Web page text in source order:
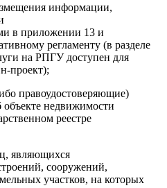
информации,
в приложении 13 и
регламенту (в разделе
на РПГУ доступен для
проект);
правоудостоверяющие)
объекте недвижимости
реестре
являющихся
сооружений,
участков, на которых